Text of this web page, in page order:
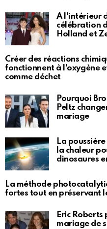
À l'intérieur
célébration
Holland et
Créer des réactions
fonctionnent à l'oxygène
comme déchet
Pourquoi
Peltz
mariage
La
la chaleur
dinosaures
La méthode
fortes tout en préservant
Eric Roberts
mariage de